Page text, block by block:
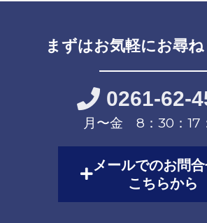
まずはお気軽にお尋
0261-62-
月〜金 8：30：17
メールでのお問
こちらから